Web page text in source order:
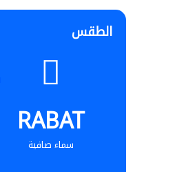
الطقس
RABAT
سماء صافية